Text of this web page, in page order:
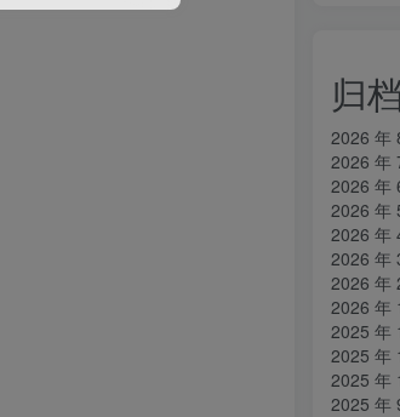
归档
2026 年
2026 年
2026 年
2026 年
2026 年
2026 年
2026 年
2026 年
2025 年
2025 年
2025 年
2025 年